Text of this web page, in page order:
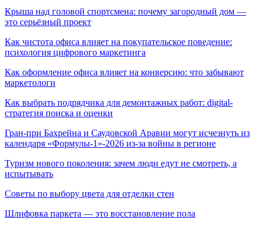
Крыша над головой спортсмена: почему загородный дом —
это серьёзный проект
Как чистота офиса влияет на покупательское поведение:
психология цифрового маркетинга
Как оформление офиса влияет на конверсию: что забывают
маркетологи
Как выбрать подрядчика для демонтажных работ: digital-
стратегия поиска и оценки
Гран-при Бахрейна и Саудовской Аравии могут исчезнуть из
календаря «Формулы-1»-2026 из-за войны в регионе
Туризм нового поколения: зачем люди едут не смотреть, а
испытывать
Советы по выбору цвета для отделки стен
Шлифовка паркета — это восстановление пола